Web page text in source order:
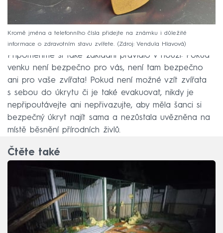
Kromě jména a telefonního čísla přidejte na známku i důležité
informace o zdravotním stavu zvířete.
Zdroj: Vendula Hlavová
Připomeňme si také základní pravidlo v nouzi: Pokud
venku není bezpečno pro vás, není tam bezpečno
ani pro vaše zvířata! Pokud není možné vzít zvířata
s sebou do úkrytu či je také evakuovat, nikdy je
nepřipoutávejte ani nepřivazujte, aby měla šanci si
bezpečný úkryt najít sama a nezůstala uvězněna na
místě běsnění přírodních živlů.
Čtěte také